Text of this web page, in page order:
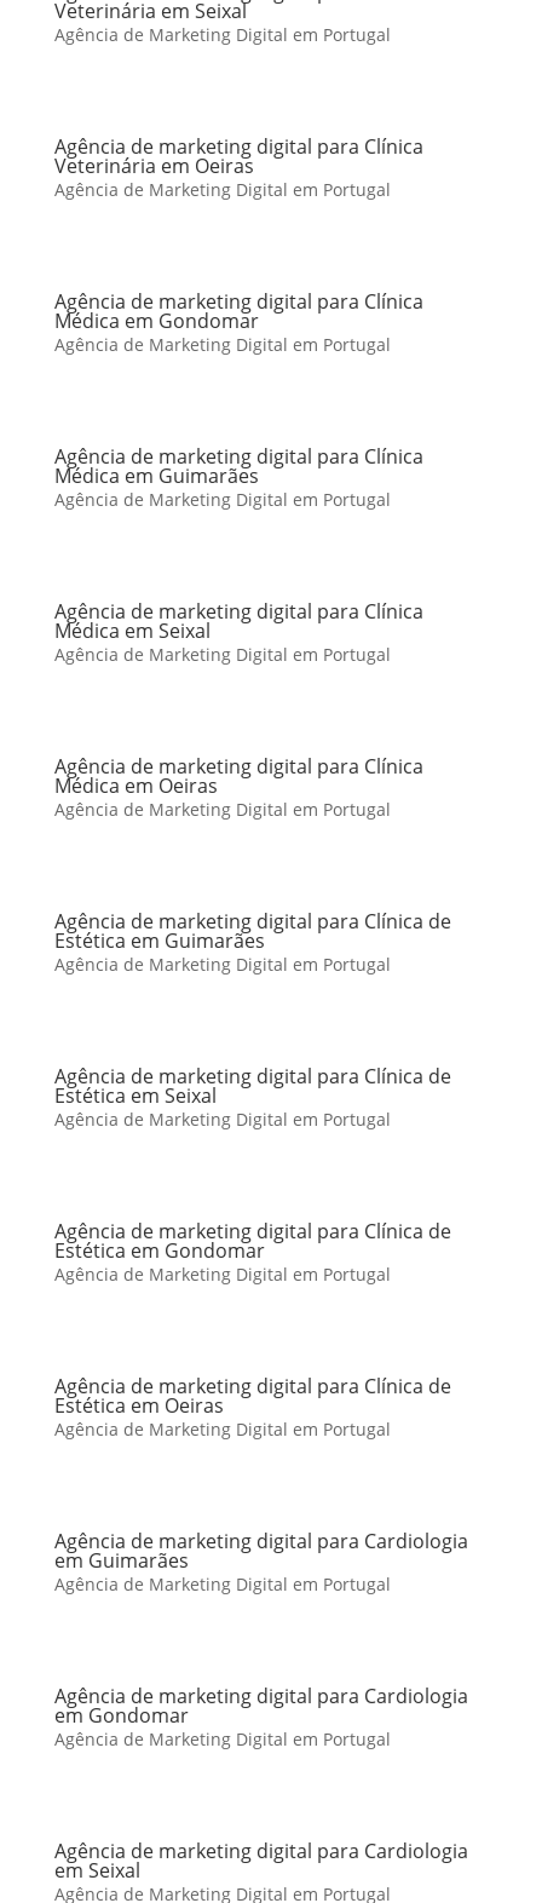
Veterinária em Seixal
Agência de Marketing Digital em Portugal
Agência de marketing digital para Clínica
Veterinária em Oeiras
Agência de Marketing Digital em Portugal
Agência de marketing digital para Clínica
Médica em Gondomar
Agência de Marketing Digital em Portugal
Agência de marketing digital para Clínica
Médica em Guimarães
Agência de Marketing Digital em Portugal
Agência de marketing digital para Clínica
Médica em Seixal
Agência de Marketing Digital em Portugal
Agência de marketing digital para Clínica
Médica em Oeiras
Agência de Marketing Digital em Portugal
Agência de marketing digital para Clínica de
Estética em Guimarães
Agência de Marketing Digital em Portugal
Agência de marketing digital para Clínica de
Estética em Seixal
Agência de Marketing Digital em Portugal
Agência de marketing digital para Clínica de
Estética em Gondomar
Agência de Marketing Digital em Portugal
Agência de marketing digital para Clínica de
Estética em Oeiras
Agência de Marketing Digital em Portugal
Agência de marketing digital para Cardiologia
em Guimarães
Agência de Marketing Digital em Portugal
Agência de marketing digital para Cardiologia
em Gondomar
Agência de Marketing Digital em Portugal
Agência de marketing digital para Cardiologia
em Seixal
Agência de Marketing Digital em Portugal